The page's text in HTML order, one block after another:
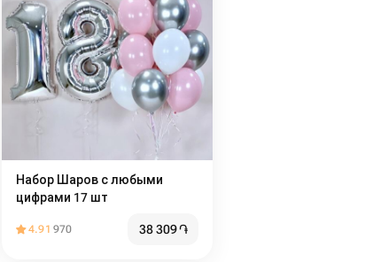
Набор Шаров с любыми
цифрами 17 шт
4.91 970 38 309֏